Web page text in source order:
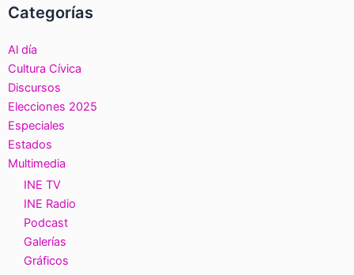
Categorías
Al día
Cultura Cívica
Discursos
Elecciones 2025
Especiales
Estados
Multimedia
INE TV
INE Radio
Podcast
Galerías
Gráficos